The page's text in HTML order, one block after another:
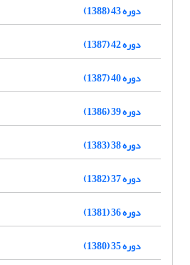
دوره 43 (1388)
دوره 42 (1387)
دوره 40 (1387)
دوره 39 (1386)
دوره 38 (1383)
دوره 37 (1382)
دوره 36 (1381)
دوره 35 (1380)